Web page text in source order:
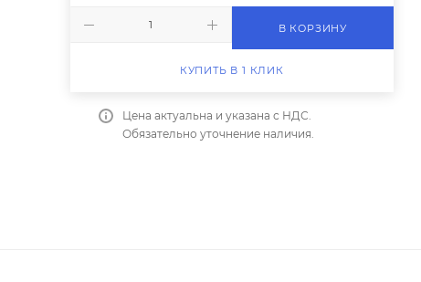
В КОРЗИНУ
КУПИТЬ В 1 КЛИК
Цена актуальна и указана с НДС.
Обязательно уточнение наличия.